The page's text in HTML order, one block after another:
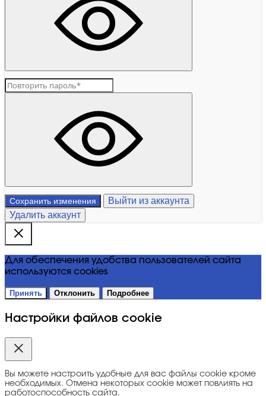
Сохранить изменения
Выйти из аккаунта
Удалить аккаунт
Для обеспечения удобства пользователей сайта
используются cookies
Принять Отклонить Подробнее
Настройки файлов cookie
Вы можете настроить удобные для вас файлы cookie кроме
необходимых. Отмена некоторых cookie может повлиять на
работоспособность сайта.